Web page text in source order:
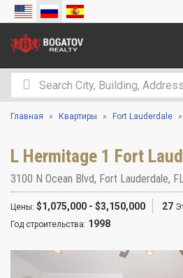
Главная Квартиры Fort Lauderdale
L Hermitage 1 Fort
3100 N Ocean Blvd, Fort Lauderdale,
Цены: $1,075,000 - $3,150,000 27
Год строительства: 1998